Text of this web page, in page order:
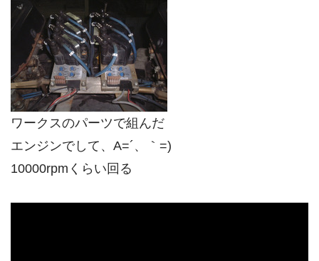
ワークスのパーツで組んだ
エンジンでして、A=´、｀=)ゞ
10000rpmくらい回る